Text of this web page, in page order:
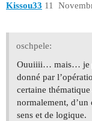
Kissou33 11
oschpele:
Ouuiiii… mais… je
donné par
certaine
normalement, d’un
sens et de logique.